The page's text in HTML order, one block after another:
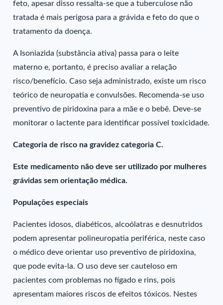
feto, apesar disso ressalta-se que a tuberculose não
tratada é mais perigosa para a grávida e feto do que o
tratamento da doença.
A Isoniazida (substância ativa) passa para o leite
materno e, portanto, é preciso avaliar a relação
risco/benefício. Caso seja administrado, existe um risco
teórico de neuropatia e convulsões. Recomenda-se uso
preventivo de piridoxina para a mãe e o bebê. Deve-se
monitorar o lactente para identificar possível toxicidade.
Categoria de risco na gravidez categoria C.
Este medicamento não deve ser utilizado por mulheres
grávidas sem orientação médica.
Populações especiais
Pacientes idosos, diabéticos, alcoólatras e desnutridos
podem apresentar polineuropatia periférica, neste caso
o médico deve orientar uso preventivo de piridoxina,
que pode evita-la. O uso deve ser cauteloso em
pacientes com problemas no fígado e rins, pois
apresentam maiores riscos de efeitos tóxicos. Nestes